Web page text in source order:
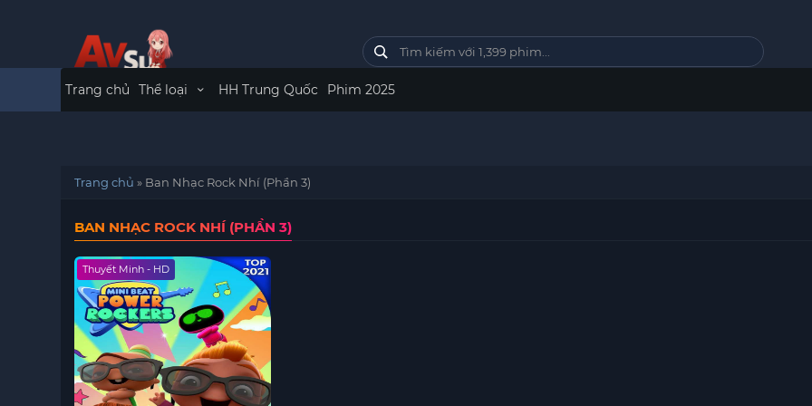
Trang chủ Thể loại HH Trung Quốc Phim 2025
Trang chủ » Ban Nhạc Rock Nhí (Phần 3)
BAN NHẠC ROCK NHÍ (PHẦN 3)
Thuyết Minh - HD